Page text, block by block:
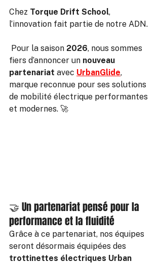
Chez Torque Drift School,
l’innovation fait partie de notre ADN.
Pour la saison 2026, nous sommes
fiers d’annoncer un nouveau
partenariat avec UrbanGlide,
marque reconnue pour ses solutions
de mobilité électrique performantes
et modernes. 🚀
🤝 Un partenariat pensé pour la
performance et la fluidité
Grâce à ce partenariat, nos équipes
seront désormais équipées des
trottinettes électriques Urban